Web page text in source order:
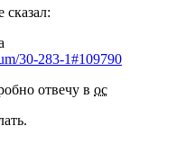
сказал:
30-283-1#109790
отвечу в ос